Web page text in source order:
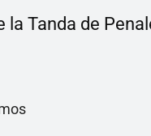
la Tanda de